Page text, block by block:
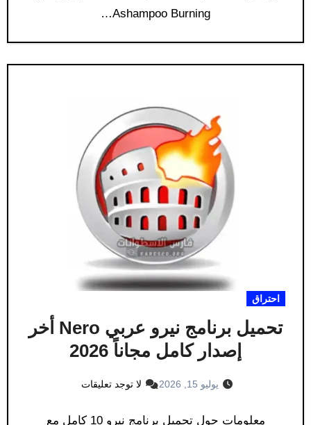
Ashampoo Burning…
احتراق
تحميل برنامج نيرو عربي Nero أخر
إصدار كامل مجاناً 2026
يوليو 15, 2026 لا توجد تعليقات
معلومات حول تحميل برنامج نيرو 10 كامل مع